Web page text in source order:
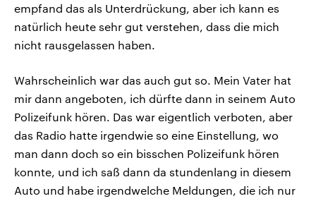
empfand das als Unterdrückung, aber ich kann es
natürlich heute sehr gut verstehen, dass die mich
nicht rausgelassen haben.
Wahrscheinlich war das auch gut so. Mein Vater hat
mir dann angeboten, ich dürfte dann in seinem Auto
Polizeifunk hören. Das war eigentlich verboten, aber
das Radio hatte irgendwie so eine Einstellung, wo
man dann doch so ein bisschen Polizeifunk hören
konnte, und ich saß dann da stundenlang in diesem
Auto und habe irgendwelche Meldungen, die ich nur